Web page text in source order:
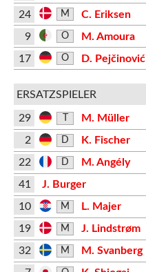
24 M C. Eriksen
9 O M. Amoura
17 O D. Pejčinović
ERSATZSPIELER
29
M. Müller
2
D
K. Fischer
22
D
M. Angély
41
J. Burger
10
M L. Majer
19 M J. Lindstrøm
32 M M. Svanberg